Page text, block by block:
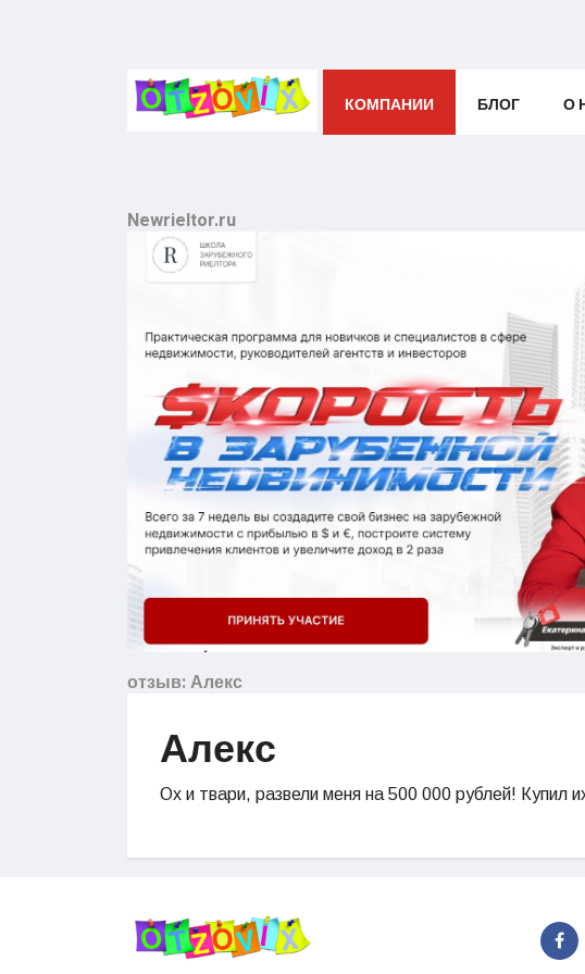
КОМПАНИИ БЛОГ О
Newrieltor.ru
отзыв: Алекс
Алекс
Ох и твари, развели меня на 500 000 рублей! Купил